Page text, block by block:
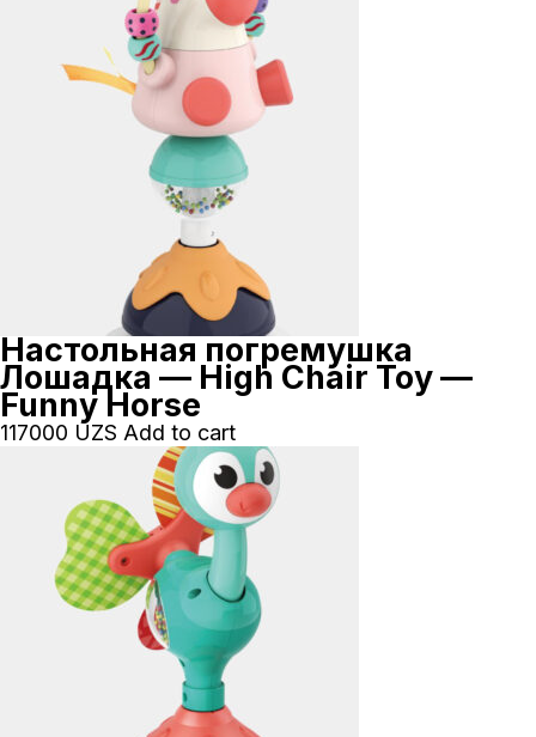
Настольная погремушка
Лошадка — High Chair Toy —
Funny Horse
117000 UZS Add to cart